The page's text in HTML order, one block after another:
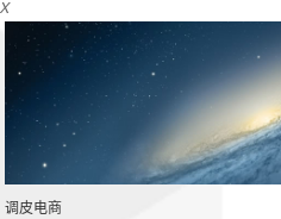
X
调皮电商